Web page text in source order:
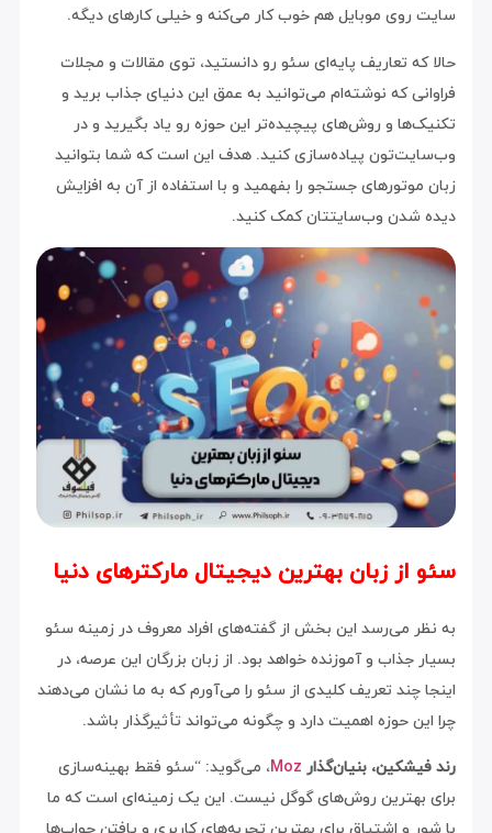
سایت روی موبایل هم خوب کار می‌کنه و خیلی کارهای دیگه.
حالا که تعاریف پایه‌ای سئو رو دانستید، توی مقالات و مجلات
فراوانی که نوشته‌ام می‌توانید به عمق این دنیای جذاب برید و
تکنیک‌ها و روش‌های پیچیده‌تر این حوزه رو یاد بگیرید و در
وب‌سایت‌تون پیاده‌سازی کنید. هدف این است که شما بتوانید
زبان موتورهای جستجو را بفهمید و با استفاده از آن به افزایش
دیده شدن وب‌سایتتان کمک کنید.
سئو از زبان بهترین دیجیتال مارکترهای دنیا
به نظر می‌رسد این بخش از گفته‌های افراد معروف در زمینه سئو
بسیار جذاب و آموزنده خواهد بود. از زبان بزرگان این عرصه، در
اینجا چند تعریف کلیدی از سئو را می‌آورم که به ما نشان می‌دهند
چرا این حوزه اهمیت دارد و چگونه می‌تواند تأثیرگذار باشد.
رند فیشکین، بنیان‌گذار Moz، می‌گوید: “سئو فقط بهینه‌سازی
برای بهترین روش‌های گوگل نیست. این یک زمینه‌ای است که ما